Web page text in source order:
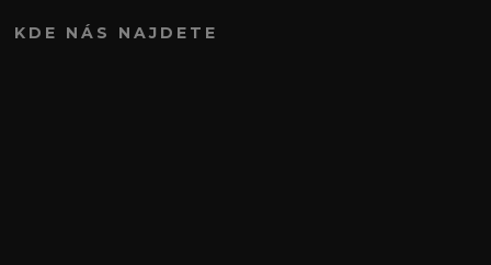
KDE NÁS NAJDETE